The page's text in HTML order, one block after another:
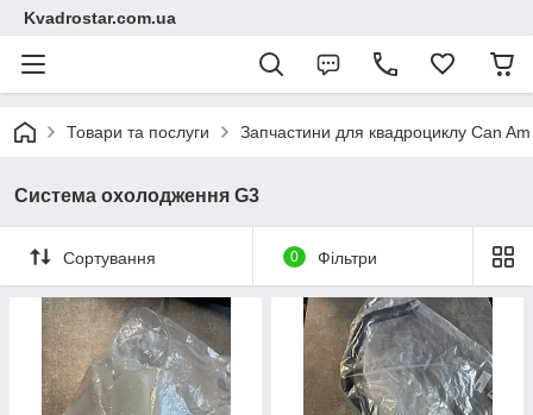
Kvadrostar.com.ua
Товари та послуги Запчастини для квадроциклу Can
Система охолодження G3
Сортування 0 Фільтри